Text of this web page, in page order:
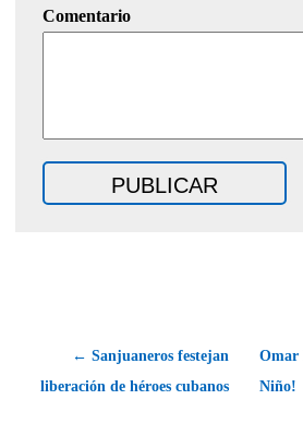
Comentario
← Sanjuaneros festejan
liberación de héroes cubanos
Omar
Niño!